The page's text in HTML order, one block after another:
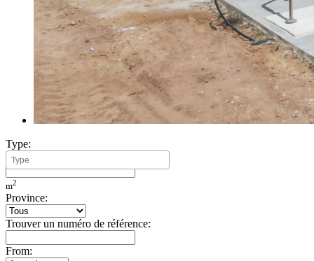
Type:
Minimum Build Area:
m2
Province:
Trouver un numéro de référence:
From: